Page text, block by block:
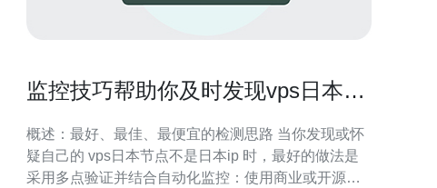
监控技巧帮助你及时发现vps日本节
概述：最好、最佳、最便宜的检测思路 当你发现或怀
疑自己的 vps日本节点不是日本ip 时，最好的做法是
采用多点验证并结合自动化监控：使用商业或开源的